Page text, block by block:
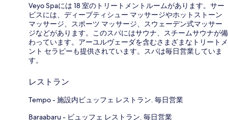
Veyo Spaには 18 室のトリートメントルームがあります。サー
ビスには、ディープティシュー マッサージやホットストーン
マッサージ、スポーツ マッサージ、スウェーデン式マッサー
ジなどがあります。このスパにはサウナ、スチームサウナが備
わっています。アーユルヴェーダを含むさまざまなトリートメ
ント セラピーも提供されています。スパは毎日営業していま
す。
レストラン
Tempo - 施設内ビュッフェ レストラン. 毎日営業
Baraabaru - ビュッフェ レストラン. 毎日営業